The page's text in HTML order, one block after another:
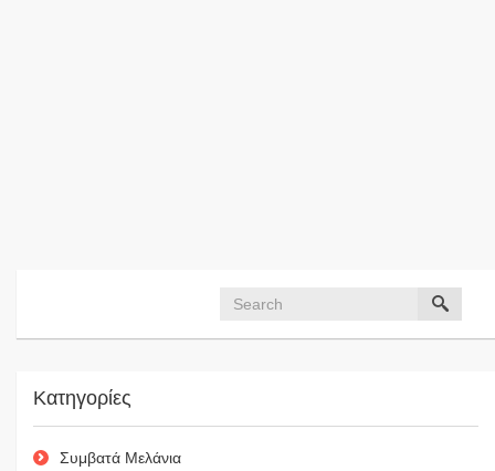
Κατηγορίες
Συμβατά Μελάνια